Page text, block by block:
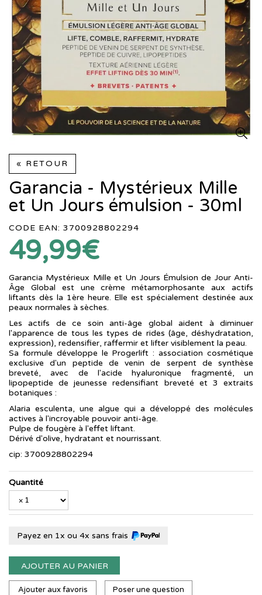
« RETOUR
Garancia - Mystérieux Mille
et Un Jours émulsion - 30ml
CODE EAN: 3700928802294
49,99€
Garancia Mystérieux Mille et Un Jours Émulsion de Jour Anti-
Âge Global est une crème métamorphosante aux actifs
liftants dès la 1ère heure. Elle est spécialement destinée aux
peaux normales à sèches.
Les actifs de ce soin anti-âge global aident à diminuer
l'apparence de tous les types de rides (âge, déshydratation,
expression), redensifier, raffermir et lifter visiblement la peau.
Sa formule développe le Progerlift : association cosmétique
exclusive d'un peptide de venin de serpent de synthèse
breveté, avec de l'acide hyaluronique fragmenté, un
lipopeptide de jeunesse redensifiant breveté et 3 extraits
botaniques :
Alaria esculenta, une algue qui a développé des molécules
actives à l'incroyable pouvoir anti-âge.
Pulpe de fougère à l'effet liftant.
Dérivé d'olive, hydratant et nourrissant.
cip: 3700928802294
Quantité
Payez en 1x ou 4x sans frais
AJOUTER AU PANIER
Ajouter aux favoris Poser une question